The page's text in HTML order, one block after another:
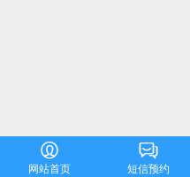

网站首页

短信预约